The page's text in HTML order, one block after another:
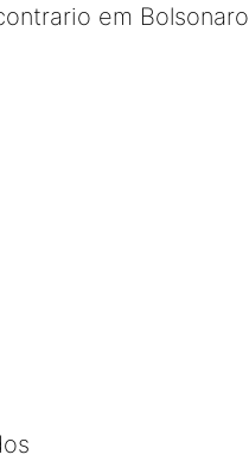
em Bolsonaro